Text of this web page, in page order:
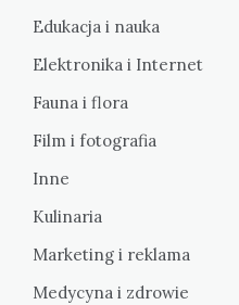
Edukacja i nauka
Elektronika i Internet
Fauna i flora
Film i fotografia
Inne
Kulinaria
Marketing i reklama
Medycyna i zdrowie